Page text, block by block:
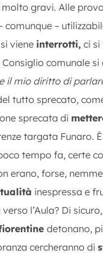
gravi. Alle
comunque –
viene interrotti, ci si
comunale si
il mio diritto di
tutto sprecato,
sprecata di
targata Funaro.
tempo fa, certe
erano, forse,
inespressa e
l’Aula? Di
detonano,
cercheranno di